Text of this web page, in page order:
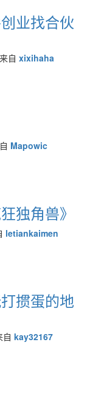
业找合伙
自 xixihaha
Mapowic
独角兽》
letiankaimen
掼蛋的地
kay32167